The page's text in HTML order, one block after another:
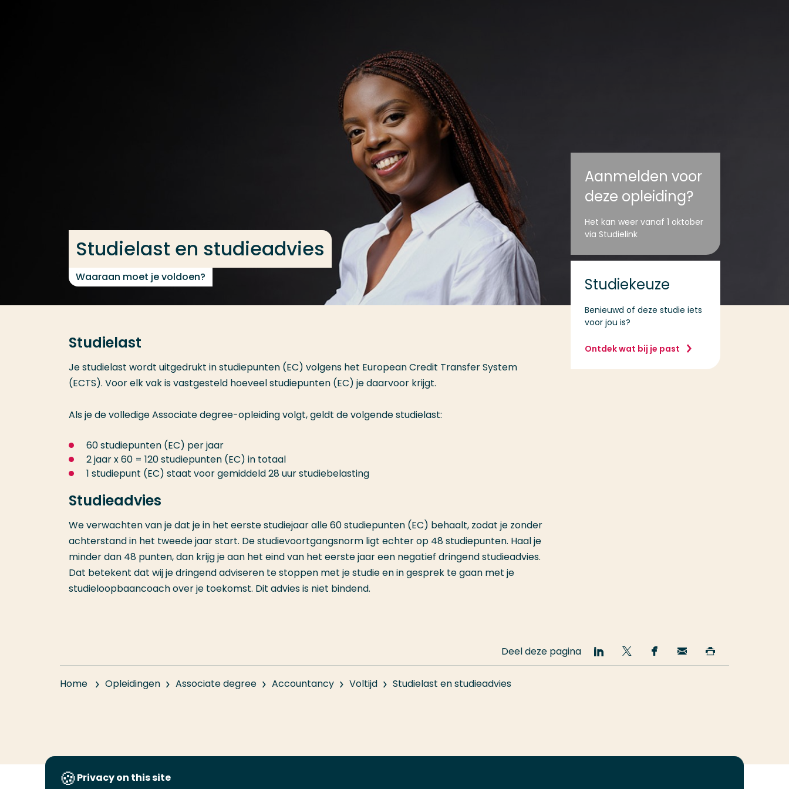
Studielast en studieadvies
Waaraan moet je voldoen?
Aanmelden voor
deze opleiding?
Het kan weer vanaf 1 oktober
via Studielink
Studiekeuze
Benieuwd of deze studie iets
voor jou is?
Ontdek wat bij je past
Studielast
Je studielast wordt uitgedrukt in studiepunten (EC) volgens het European Credit Transfer System
(ECTS). Voor elk vak is vastgesteld hoeveel studiepunten (EC) je daarvoor krijgt.
Als je de volledige Associate degree-opleiding volgt, geldt de volgende studielast:
60 studiepunten (EC) per jaar
2 jaar x 60 = 120 studiepunten (EC) in totaal
1 studiepunt (EC) staat voor gemiddeld 28 uur studiebelasting
Studieadvies
We verwachten van je dat je in het eerste studiejaar alle 60 studiepunten (EC) behaalt, zodat je zonder
achterstand in het tweede jaar start. De studievoortgangsnorm ligt echter op 48 studiepunten. Haal je
minder dan 48 punten, dan krijg je aan het eind van het eerste jaar een negatief dringend studieadvies.
Dat betekent dat wij je dringend adviseren te stoppen met je studie en in gesprek te gaan met je
studieloopbaancoach over je toekomst. Dit advies is niet bindend.
Home Opleidingen Associate degree Accountancy Voltijd Studielast en studieadvies
Deel deze pagina
Deel
op
Deel
op
Deel
op
Email
deze deze
Privacy on this site